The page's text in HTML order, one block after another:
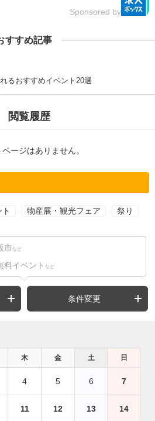
Sponsored by
すすめ記事
るおすすめイベント20選
閲覧履歴
ージはありません。
物産展・観光フェア 祭り
市 など
料イベント など
条件変更
木 金 土 日
4 5 6 7
11 12 13 14